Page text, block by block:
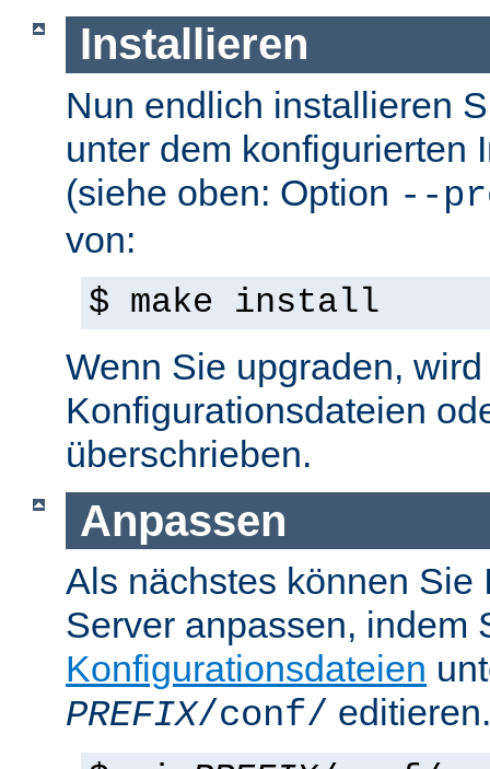
Installieren
Nun endlich installieren
unter dem konfigurierten
(siehe oben: Option --
von:
$ make install
Wenn Sie upgraden,
Konfigurationsdateien
überschrieben.
Anpassen
Als nächstes können Sie
Server anpassen, indem
Konfigurationsdateien
PREFIX/conf/ editieren.